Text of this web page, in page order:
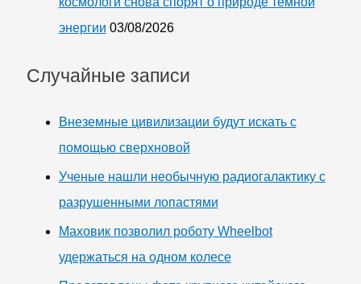
энергии 03/08/2026
Случайные записи
Внеземные цивилизации будут искать с
помощью сверхновой
Ученые нашли необычную радиогалактику с
разрушенными лопастями
Маховик позволил роботу Wheelbot
удержаться на одном колесе